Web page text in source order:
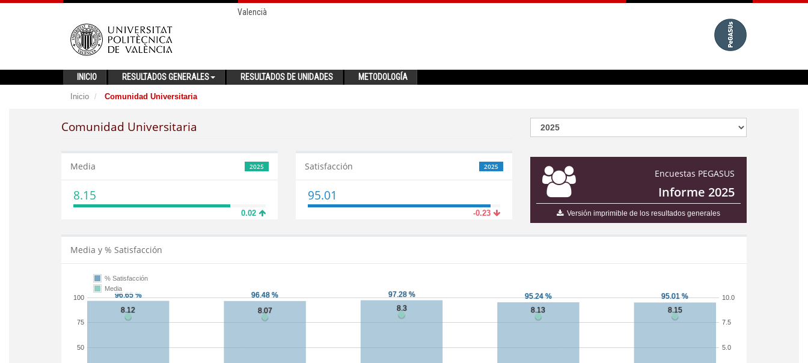
Valencià
INICIO RESULTADOS GENERALES RESULTADOS DE UNIDADES METODOLOGÍA
Inicio Comunidad Universitaria
Comunidad Universitaria
Encuestas PEGASUS
Informe 2025
Versión imprimible de los resultados generales
2025
Media
8.15
0.02
2025
Satisfacción
95.01
-0.23
Media y % Satisfacción
50
75
100
5.0
7.5
10.0
% Satisfacción
Media